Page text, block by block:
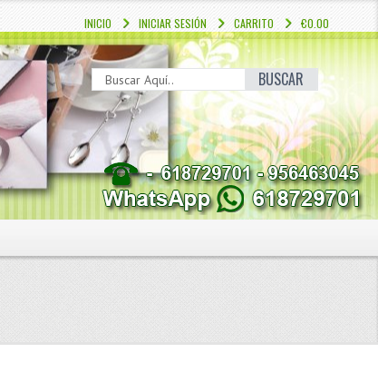
€0.00
CARRITO
INICIAR SESIÓN
INICIO
BUSCAR